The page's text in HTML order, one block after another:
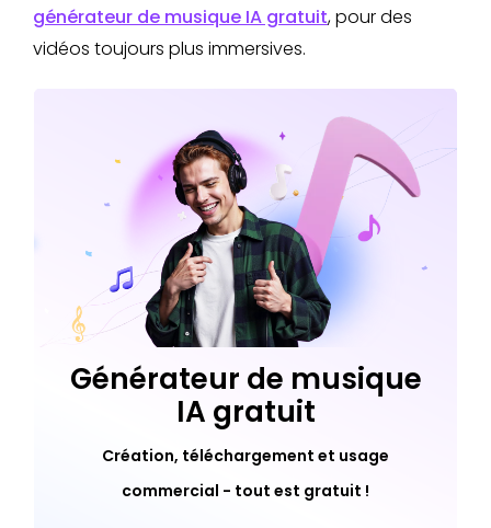
générateur de musique IA gratuit, pour des
vidéos toujours plus immersives.
Générateur de musique
IA gratuit
Création, téléchargement et usage
commercial - tout est gratuit !